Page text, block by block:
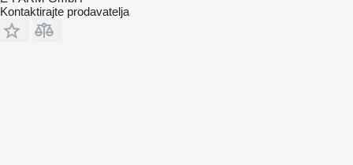
Kontaktirajte prodavatelja